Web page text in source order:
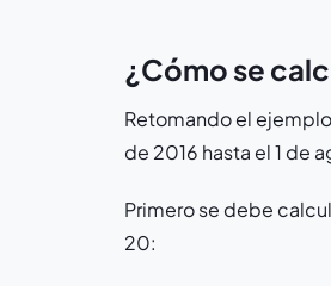
¿Cómo se
Retomando el
de 2016 hasta el 1 de
Primero se debe
20: